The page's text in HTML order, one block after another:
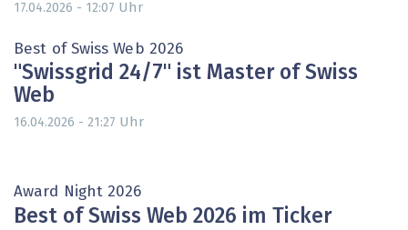
17.04.2026 - 12:07 Uhr
Best of Swiss Web 2026
"Swissgrid 24/7" ist Master of Swiss
Web
16.04.2026 - 21:27 Uhr
Award Night 2026
Best of Swiss Web 2026 im Ticker